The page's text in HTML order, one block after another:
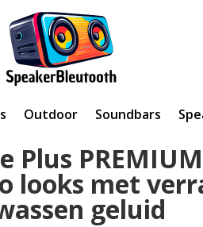
Outdoor Soundbars
Plus
looks met
geluid